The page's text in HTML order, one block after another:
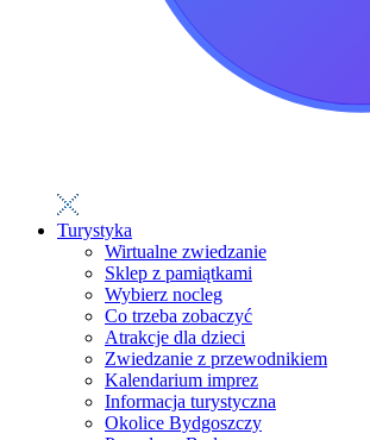
Turystyka
Wirtualne zwiedzanie
Sklep z pamiątkami
Wybierz nocleg
Co trzeba zobaczyć
Atrakcje dla dzieci
Zwiedzanie z przewodnikiem
Kalendarium imprez
Informacja turystyczna
Okolice Bydgoszczy